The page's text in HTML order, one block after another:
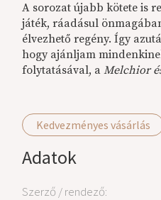
Kedvezményes vásárlás
Adatok
Szerző / rendező:
A sorozat újabb kötete is
játék, ráadásul
élvezhető regény. Így
hogy ajánljam
folytatásával, aMelchior